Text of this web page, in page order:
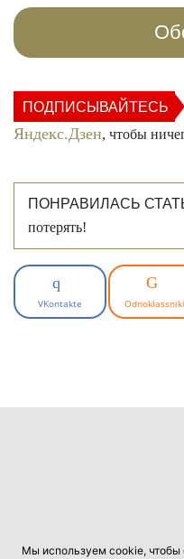
ПОДПИСЫВАЙТЕСЬ
Яндекс.Дзен, чтобы
ПОНРАВИЛАСЬ
потерять!
VKontakte Odnoklassniki
Мы используем cookie, чтобы